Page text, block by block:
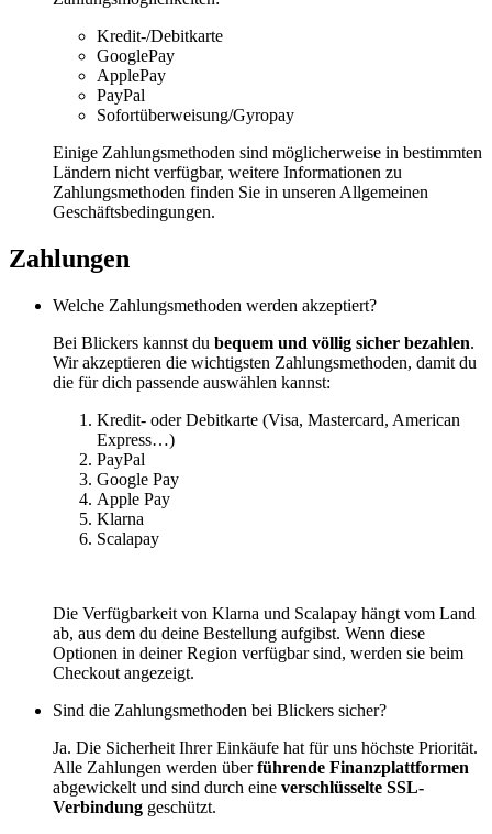
Kredit-/Debitkarte
GooglePay
ApplePay
PayPal
Sofortüberweisung/Gyropay
Einige Zahlungsmethoden sind möglicherweise in bestimmten
Ländern nicht verfügbar, weitere Informationen zu
Zahlungsmethoden finden Sie in unseren Allgemeinen
Geschäftsbedingungen.
Zahlungen
Welche Zahlungsmethoden werden akzeptiert?
Bei Blickers kannst du bequem und völlig sicher bezahlen.
Wir akzeptieren die wichtigsten Zahlungsmethoden, damit du
die für dich passende auswählen kannst:
Kredit- oder Debitkarte (Visa, Mastercard, American
Express…)
PayPal
Google Pay
Apple Pay
Klarna
Scalapay
Die Verfügbarkeit von Klarna und Scalapay hängt vom Land
ab, aus dem du deine Bestellung aufgibst. Wenn diese
Optionen in deiner Region verfügbar sind, werden sie beim
Checkout angezeigt.
Sind die Zahlungsmethoden bei Blickers sicher?
Ja. Die Sicherheit Ihrer Einkäufe hat für uns höchste Priorität.
Alle Zahlungen werden überführende Finanzplattformen
abgewickelt und sind durch eine verschlüsselte SSL-
Verbindung geschützt.